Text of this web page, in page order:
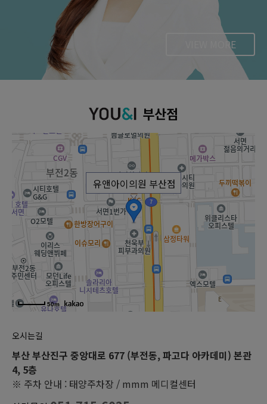
VIEW MORE
부산점
유앤아이의원 부산점
50m
오시는길
부산 부산진구 중앙대로 677 (부전동, 파고다 아카데미) 본관
4, 5층
※ 주차 안내 : 태양주차장 / mmm 메디컬센터